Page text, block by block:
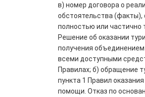
в) номер договора о
обстоятельства (факты),
полностью или частично
Решение об оказании
получения
всеми доступными
Правилах; б) обращение
пункта 1 Правил
помощи. Отказ по